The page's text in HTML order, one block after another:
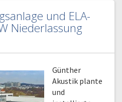
und ELA-
Niederlassung
Günther
Akustik plante
und